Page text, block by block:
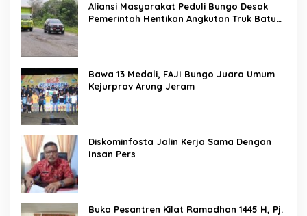
Aliansi Masyarakat Peduli Bungo Desak
Pemerintah Hentikan Angkutan Truk Batu
Bawa 13 Medali, FAJI Bungo Juara Umum
Kejurprov Arung Jeram
Diskominfosta Jalin Kerja Sama Dengan
Insan Pers
Buka Pesantren Kilat Ramadhan 1445 H, Pj.